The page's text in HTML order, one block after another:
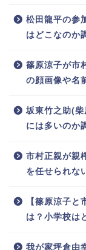
松田龍平の参
はどこなのか
篠原涼子が市
の顔画像や名
坂東竹之助(
には多いのか
市村正親が親
を任せられな
【篠原涼子
は？小学校は
我が家坪倉由